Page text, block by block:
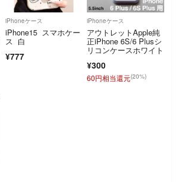
iPhoneケース
iPhone15 スマホケー
ス 白
¥777
iPhoneケース
アウトレットApple純
正iPhone 6S/6 Plusシ
リコンケースホワイト
¥300
60円相当還元(20%)